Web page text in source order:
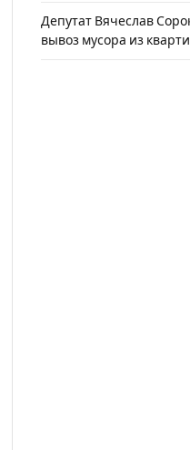
Депутат Вячеслав
вывоз мусора из